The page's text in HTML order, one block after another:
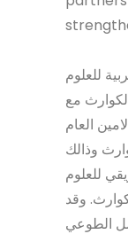
للعلوم
مع
العام
وذالك
للعلوم
وقد
الطوعي